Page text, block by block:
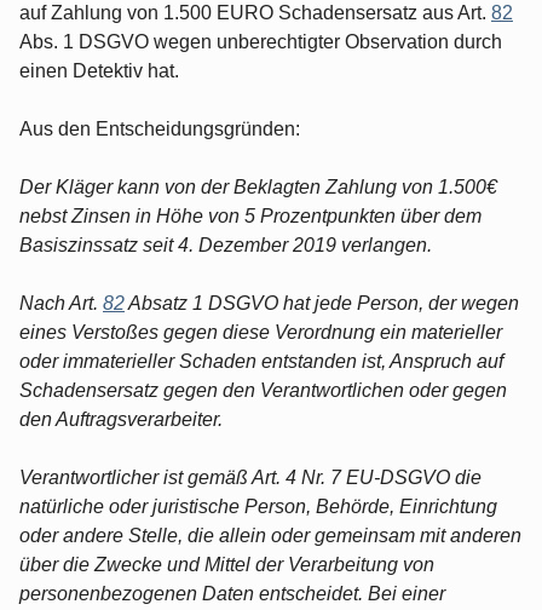
auf Zahlung von 1.500 EURO Schadensersatz aus Art. 82
Abs. 1 DSGVO wegen unberechtigter Observation durch
einen Detektiv hat.
Aus den Entscheidungsgründen:
Der Kläger kann von der Beklagten Zahlung von 1.500€
nebst Zinsen in Höhe von 5 Prozentpunkten über dem
Basiszinssatz seit 4. Dezember 2019 verlangen.
Nach Art. 82Absatz 1 DSGVO hat jede Person, der wegen
eines Verstoßes gegen diese Verordnung ein materieller
oder immaterieller Schaden entstanden ist, Anspruch auf
Schadensersatz gegen den Verantwortlichen oder gegen
den Auftragsverarbeiter.
Verantwortlicher ist gemäß Art. 4 Nr. 7 EU-DSGVO die
natürliche oder juristische Person, Behörde, Einrichtung
oder andere Stelle, die allein oder gemeinsam mit anderen
über die Zwecke und Mittel der Verarbeitung von
personenbezogenen Daten entscheidet. Bei einer